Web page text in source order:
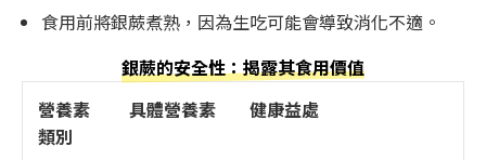
食用前將銀蕨煮熟，因為生吃可能會導致消化不適。
銀蕨的安全性：揭露其食用價值
營養素
類別
具體營養素 健康益處